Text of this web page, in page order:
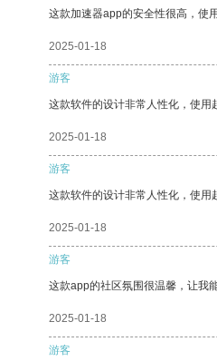
这款加速器app的安全性很高，使
2025-01-18
游客
这款软件的设计非常人性化，使用
2025-01-18
游客
这款软件的设计非常人性化，使用
2025-01-18
游客
这款app的社区氛围很温馨，让我
2025-01-18
游客